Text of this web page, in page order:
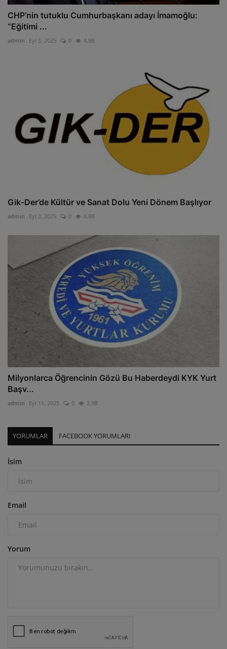
CHP’nin tutuklu Cumhurbaşkanı adayı İmamoğlu:
“Eğitimi ...
admin Eyl 5, 2025 0 4.9B
Gik-Der’de Kültür ve Sanat Dolu Yeni Dönem Başlıyor
admin Eyl 3, 2025 0 6.8B
Milyonlarca Öğrencinin Gözü Bu Haberdeydi KYK Yurt
Başv...
admin Eyl 11, 2025 0 2.9B
YORUMLAR FACEBOOK YORUMLARI
İsim
Email
Yorum